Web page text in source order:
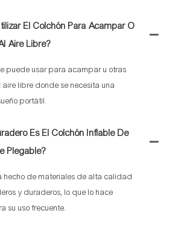
El Colchón Para Acampar O
Aire Libre?
puede usar para acampar u otras
libre donde se necesita una
portátil.
Es El Colchón Inflable De
Plegable?
hecho de materiales de alta calidad
y duraderos, lo que lo hace
su uso frecuente.